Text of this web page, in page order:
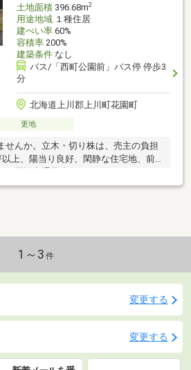
土地面積396.68m2
用途地域１種住居
建ぺい率60%
容積率200%
建築条件なし
バス/「西町公園前」バス停 停歩3
分
北海道上川郡上川町花園町
更地
せんか。立木・切り株は、売主の負担
上、陽当り良好、閑静な住宅地、前
1～3 件
変更する
変更する